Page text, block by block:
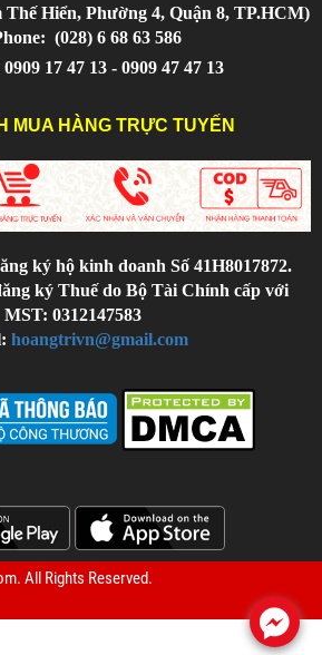
Thế Hiển, Phường 4, Quận 8, TP.HCM)
(028) 6 68 63 586
17 47 13 - 0909 47 47 13
MUA HÀNG TRỰC TUYẾN
ký hộ kinh doanh Số 41H8017872.
ký Thuế do Bộ Tài Chính cấp với
MST: 0312147583
hoangtrivn@gmail.com
. All Rights Reserved.
.